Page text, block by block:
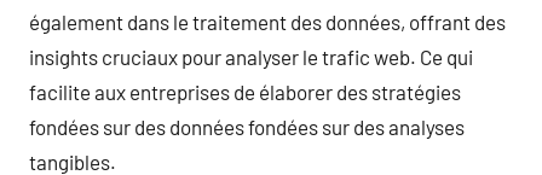
également dans le traitement des données, offrant des
insights cruciaux pour analyser le trafic web. Ce qui
facilite aux entreprises de élaborer des stratégies
fondées sur des données fondées sur des analyses
tangibles.